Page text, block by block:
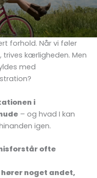
forhold. Når vi føler
kærligheden. Men
med
i
– og hvad I kan
igen.
ofte
hører noget andet,